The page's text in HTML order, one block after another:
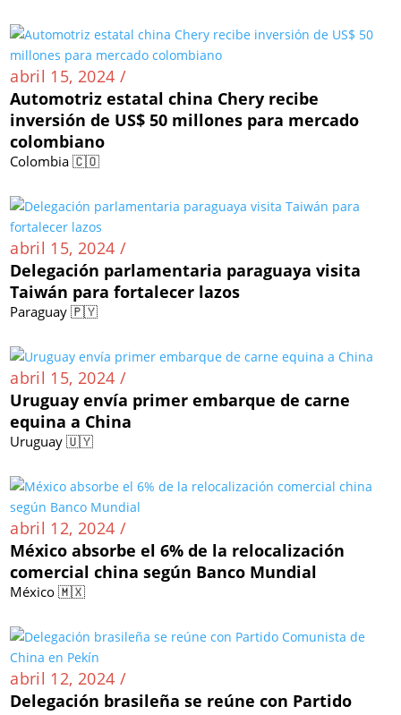
abril 15, 2024 /
Automotriz estatal china Chery recibe
inversión de US$ 50 millones para mercado
colombiano
Colombia 🇨🇴
abril 15, 2024 /
Delegación parlamentaria paraguaya visita
Taiwán para fortalecer lazos
Paraguay 🇵🇾
abril 15, 2024 /
Uruguay envía primer embarque de carne
equina a China
Uruguay 🇺🇾
abril 12, 2024 /
México absorbe el 6% de la relocalización
comercial china según Banco Mundial
México 🇲🇽
abril 12, 2024 /
Delegación brasileña se reúne con Partido